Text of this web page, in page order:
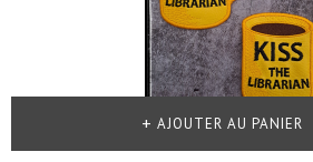
AJOUTER AU PANIER